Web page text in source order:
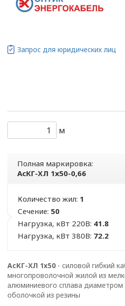
Полная маркировка:
АсКГ-ХЛ 1х50-0,66
Количество жил: 1
Сечение: 50
Нагрузка, кВт 220В: 41.8
Нагрузка, кВт 380В: 72.2
м
Запрос для юридических лиц
АсКГ-ХЛ 1х50 - силовой гибкий
многопроволочной жилой из
алюминиевого сплава
оболочкой из резины